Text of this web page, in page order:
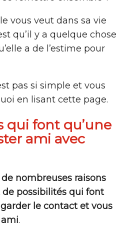
vous veut dans sa vie
qu’il y a quelque chose
a de l’estime pour
pas si simple et vous
en lisant cette page.
qui font qu’une
ami avec
de nombreuses raisons
possibilités qui font
le contact et vous
.